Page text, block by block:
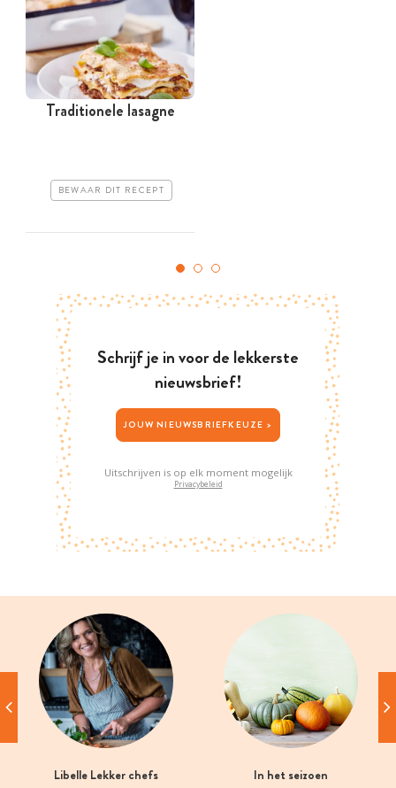
Traditionele lasagne
BEWAAR DIT RECEPT
Schrijf je in voor de lekkerste
nieuwsbrief!
JOUW NIEUWSBRIEFKEUZE >
Uitschrijven is op elk moment mogelijk
Privacybeleid
Libelle Lekker chefs In het seizoen